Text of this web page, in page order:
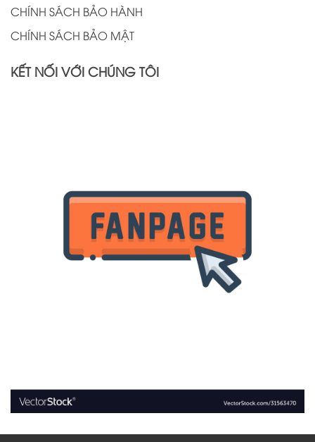
CHÍNH SÁCH BẢO HÀNH
CHÍNH SÁCH BẢO MẬT
KẾT NỐI VỚI CHÚNG TÔI